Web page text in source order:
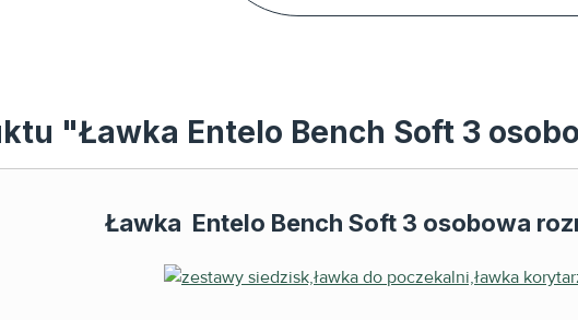
"Ławka Entelo Bench Soft 3
Ławka Entelo Bench Soft 3 osobowa